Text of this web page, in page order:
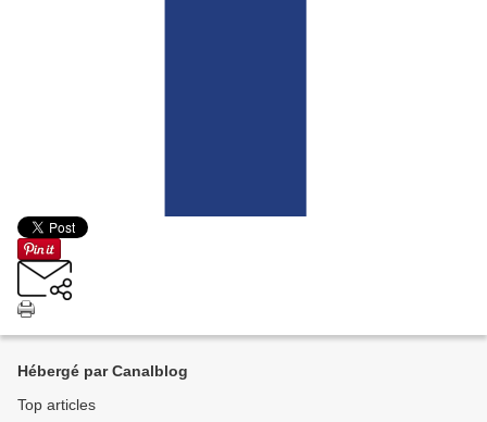
Hébergé par Canalblog
Top articles